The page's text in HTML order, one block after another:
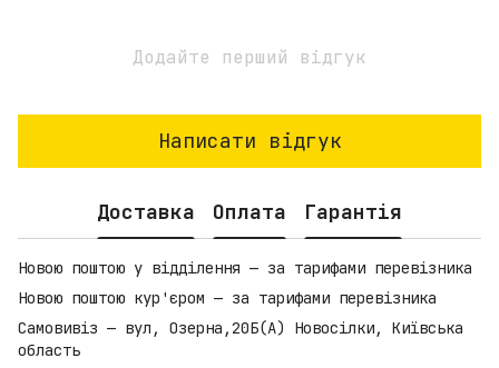
Додайте перший відгук
Написати відгук
Доставка Оплата Гарантія
Новою поштою у відділення — за тарифами перевізника
Новою поштою кур'єром — за тарифами перевізника
Самовивіз — вул, Озерна,20Б(А) Новосілки, Київська
область